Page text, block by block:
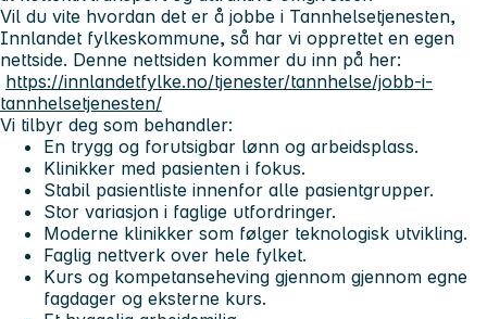
Vil du vite hvordan det er å jobbe i Tannhelsetjenesten,
Innlandet fylkeskommune, så har vi opprettet en egen
nettside. Denne nettsiden kommer du inn på her:
https://innlandetfylke.no/tjenester/tannhelse/jobb-i-
tannhelsetjenesten/
Vi tilbyr deg som behandler:
En trygg og forutsigbar lønn og arbeidsplass.
Klinikker med pasienten i fokus.
Stabil pasientliste innenfor alle pasientgrupper.
Stor variasjon i faglige utfordringer.
Moderne klinikker som følger teknologisk utvikling.
Faglig nettverk over hele fylket.
Kurs og kompetanseheving gjennom gjennom egne
fagdager og eksterne kurs.